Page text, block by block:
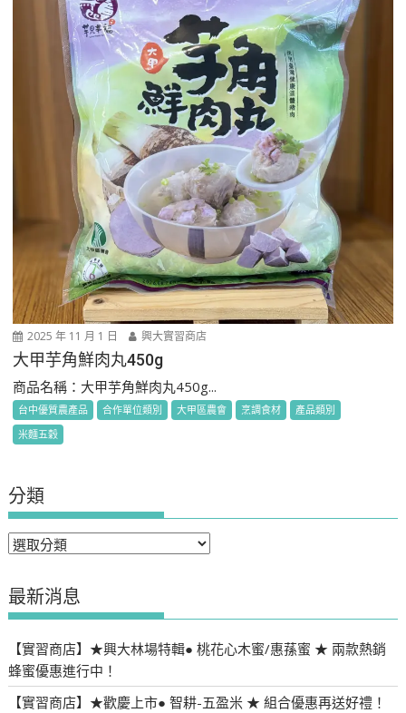
2025 年 11 月 1 日 興大實習商店
大甲芋角鮮肉丸450g
商品名稱：大甲芋角鮮肉丸450g...
台中優質農產品 合作單位類別 大甲區農會 烹調食材
產品類別
米麵五穀
分類
分
最新消息
【實習商店】★興大林場特輯● 桃花心木蜜/惠蓀蜜 ★ 兩款熱銷
蜂蜜優惠進行中！
【實習商店】★歡慶上市● 智耕-五盈米 ★ 組合優惠再送好禮！